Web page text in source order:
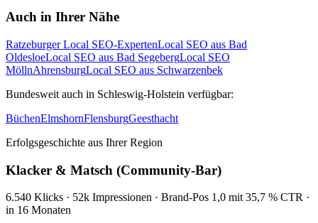
Auch in Ihrer Nähe
Ratzeburger Local SEO-ExpertenLocal SEO aus Bad
OldesloeLocal SEO aus Bad SegebergLocal SEO
MöllnAhrensburgLocal SEO aus Schwarzenbek
Bundesweit auch in Schleswig-Holstein verfügbar:
BüchenElmshornFlensburgGeesthacht
Erfolgsgeschichte aus Ihrer Region
Klacker & Matsch (Community-Bar)
6.540 Klicks · 52k Impressionen · Brand-Pos 1,0 mit 35,7 % CTR ·
in 16 Monaten